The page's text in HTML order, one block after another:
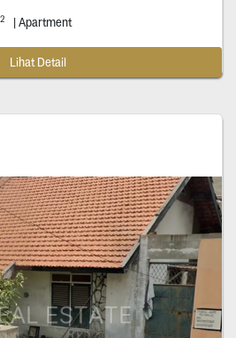
2 | Apartment
Lihat Detail